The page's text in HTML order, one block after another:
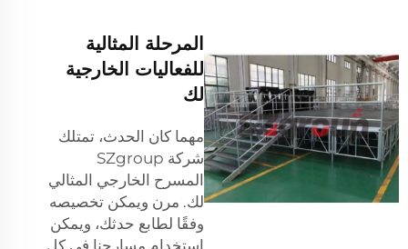
المرحلة المثالية
للفعاليات الخارجية
لك
مهما كان الحدث، تمتلك
شركة SZgroup
المسرح الخارجي المثالي
لك. مرن ويمكن تخصيصه
وفقًا لطابع حدثك، ويمكن
استخدام مسارحنا في كل